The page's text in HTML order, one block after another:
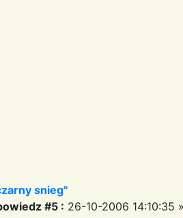
snieg"
#5 : 26-10-2006 14:10:35